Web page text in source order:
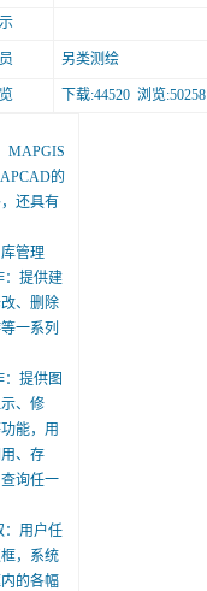
另类测绘
下载:44520 浏览:50258
MAPGIS
的
还具有
管理
提供建
、删除
一系列
提供图
、修
能，用
、存
询任一
用户任
，系统
的各幅